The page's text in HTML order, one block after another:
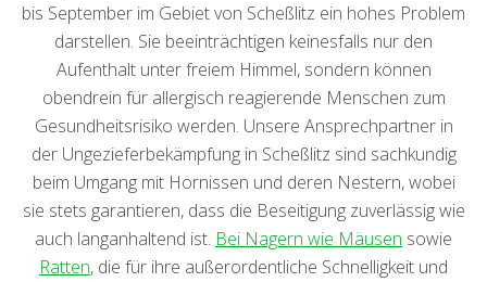
bis September im Gebiet von Scheßlitz ein hohes Problem
darstellen. Sie beeinträchtigen keinesfalls nur den
Aufenthalt unter freiem Himmel, sondern können
obendrein für allergisch reagierende Menschen zum
Gesundheitsrisiko werden. Unsere Ansprechpartner in
der Ungezieferbekämpfung in Scheßlitz sind sachkundig
beim Umgang mit Hornissen und deren Nestern, wobei
sie stets garantieren, dass die Beseitigung zuverlässig wie
auch langanhaltend ist. Bei Nagern wie Mäusen sowie
Ratten, die für ihre außerordentliche Schnelligkeit und